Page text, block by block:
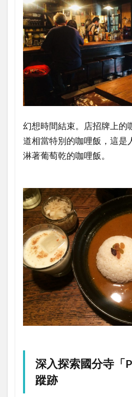
幻想時間結束。店招牌上的
道相當特別的咖哩飯，這是
淋著葡萄乾的咖哩飯。
深入探索國分寺「
蹤跡